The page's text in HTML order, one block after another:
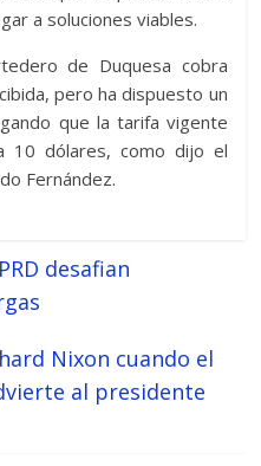
a soluciones viables.
de Duquesa cobra
pero ha dispuesto un
que la tarifa vigente
10 dólares, como dijo el
Fernández.
desafian
Nixon cuando el
al presidente